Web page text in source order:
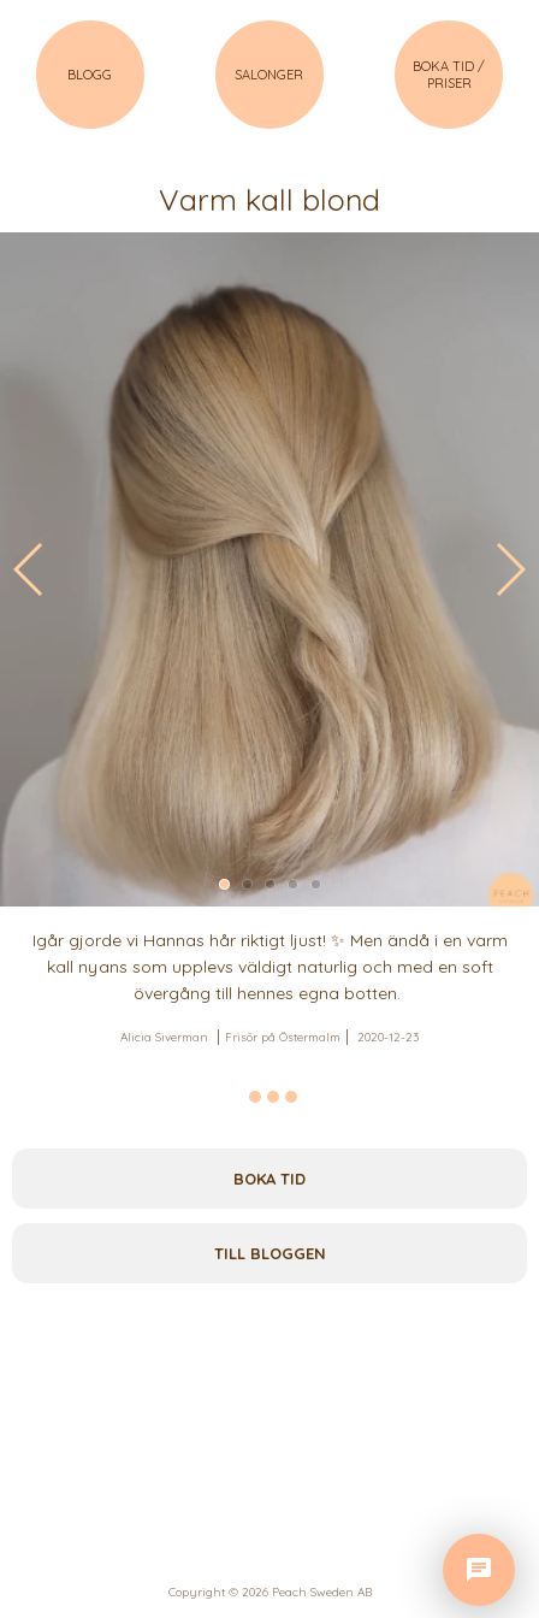
BLOGG SALONGER
BOKA TID /
PRISER
Varm kall blond
Igår gjorde vi Hannas hår riktigt ljust! ✨ Men ändå i en varm
kall nyans som upplevs väldigt naturlig och med en soft
övergång till hennes egna botten.
Alicia Siverman Frisör på Östermalm 2020-12-23
BOKA TID
TILL BLOGGEN
Copyright © 2026 Peach Sweden AB